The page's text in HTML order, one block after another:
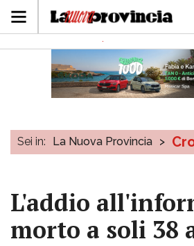
Sei in: La Nuova Provincia >
L'addio
morto a soli 38